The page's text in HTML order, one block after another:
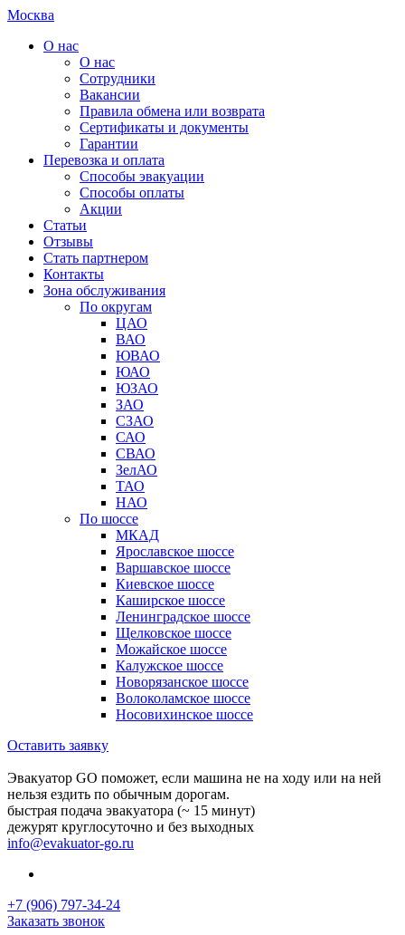
Москва
О нас
О нас
Сотрудники
Вакансии
Правила обмена или возврата
Сертификаты и документы
Гарантии
Перевозка и оплата
Способы эвакуации
Способы оплаты
Акции
Статьи
Отзывы
Стать партнером
Контакты
Зона обслуживания
По округам
ЦАО
ВАО
ЮВАО
ЮАО
ЮЗАО
ЗАО
СЗАО
САО
СВАО
ЗелАО
ТАО
НАО
По шоссе
МКАД
Ярославское шоссе
Варшавское шоссе
Киевское шоссе
Каширское шоссе
Ленинградское шоссе
Щелковское шоссе
Можайское шоссе
Калужское шоссе
Новорязанское шоссе
Волоколамское шоссе
Носовихинское шоссе
Оставить заявку
Эвакуатор GO поможет, если машина не на ходу или на ней
нельзя ездить по обычным дорогам.
быстрая подача эвакуатора (~ 15 минут)
дежурят круглосуточно и без выходных
info@evakuator-go.ru
+7 (906) 797-34-24
Заказать звонок